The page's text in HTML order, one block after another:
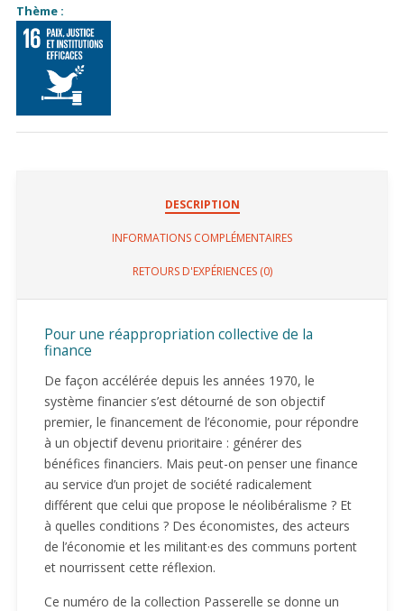
Thème :
DESCRIPTION
INFORMATIONS COMPLÉMENTAIRES
RETOURS D'EXPÉRIENCES (0)
Pour une réappropriation collective de la
finance
De façon accélérée depuis les années 1970, le
système financier s’est détourné de son objectif
premier, le financement de l’économie, pour répondre
à un objectif devenu prioritaire : générer des
bénéfices financiers. Mais peut-on penser une finance
au service d’un projet de société radicalement
différent que celui que propose le néolibéralisme ? Et
à quelles conditions ? Des économistes, des acteurs
de l’économie et les militant·es des communs portent
et nourrissent cette réflexion.
Ce numéro de la collection Passerelle se donne un